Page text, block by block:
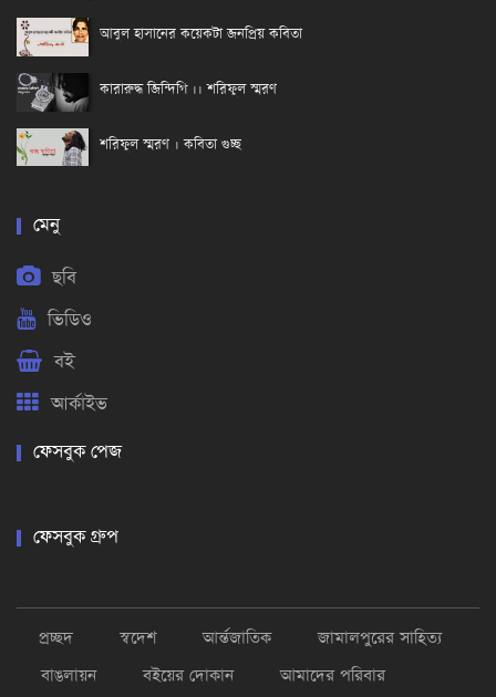
আবুল হাসানের কয়েকটা জনপ্রিয় কবিতা
কারারুদ্ধ জিন্দিগি ।। শরিফুল স্মরণ
শরিফুল স্মরণ । কবিতা গুচ্ছ
মেনু
ছবি
ভিডিও
বই
আর্কাইভ
ফেসবুক পেজ
ফেসবুক গ্রুপ
প্রচ্ছদ স্বদেশ আর্ন্তজাতিক
জামালপুরের সাহিত্য
বাঙলায়ন
বইয়ের দোকান আমাদের পরিবার